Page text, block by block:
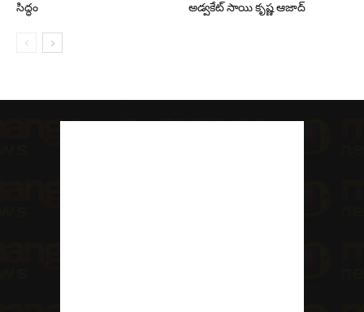
సిద్ధం
అడ్వకేట్ సాయి కృష్ణ ఆజాద్